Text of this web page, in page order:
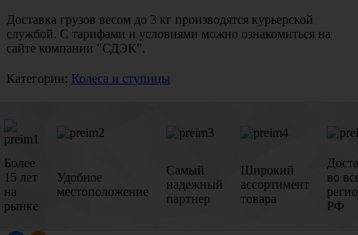
Доставка грузов весом до 3 кг производятся курьерской
службой. С тарифами и условиями можно ознакомиться на
сайте компании "СДЭК".
Категории: Колеса и ступицы
Более
15 лет
на
рынке
Удобное
местоположение
Самый
надежный
партнер
Широкий
ассортимент
товара
во
РФ